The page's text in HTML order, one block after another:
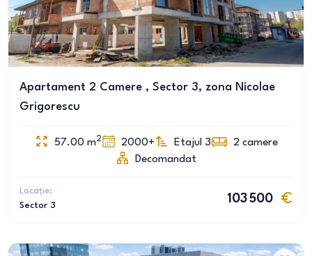
Apartament 2 Camere , Sector 3, zona Nicolae
Grigorescu
57.00 m2 2000+ Etajul 3 2 camere
Decomandat
Locație:
Sector 3
103 500